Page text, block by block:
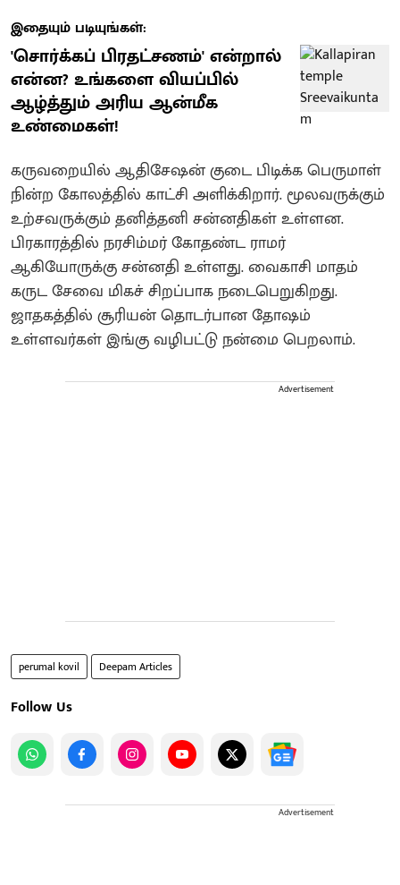
இதையும் படியுங்கள்:
'சொர்க்கப் பிரதட்சணம்' என்றால்
என்ன? உங்களை வியப்பில்
ஆழ்த்தும் அரிய ஆன்மீக
உண்மைகள்!
கருவறையில் ஆதிசேஷன் குடை பிடிக்க பெருமாள்
நின்ற கோலத்தில் காட்சி அளிக்கிறார். மூலவருக்கும்
உற்சவருக்கும் தனித்தனி சன்னதிகள் உள்ளன.
பிரகாரத்தில் நரசிம்மர் கோதண்ட ராமர்
ஆகியோருக்கு சன்னதி உள்ளது. வைகாசி மாதம்
கருட சேவை மிகச் சிறப்பாக நடைபெறுகிறது.
ஜாதகத்தில் சூரியன் தொடர்பான தோஷம்
உள்ளவர்கள் இங்கு வழிபட்டு நன்மை பெறலாம்.
Advertisement
perumal kovil Deepam Articles
Follow Us
Advertisement